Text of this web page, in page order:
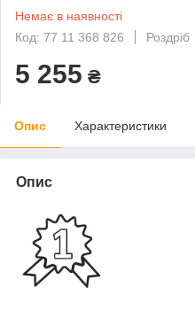
Немає в наявності
Код: 77 11 368 826
Роздріб
5 255 ₴
Опис Характеристики
Опис